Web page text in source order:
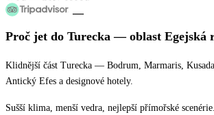
—
Proč jet do Turecka — oblast Egejská
Klidnější část Turecka — Bodrum, Marmaris,
Antický Efes a designové hotely.
Sušší klima, menší vedra, nejlepší přímořské scenérie.